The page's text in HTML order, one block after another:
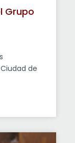
Grupo
de